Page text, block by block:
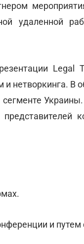
удаленной
Legal
и нетворкинга. В
и путем